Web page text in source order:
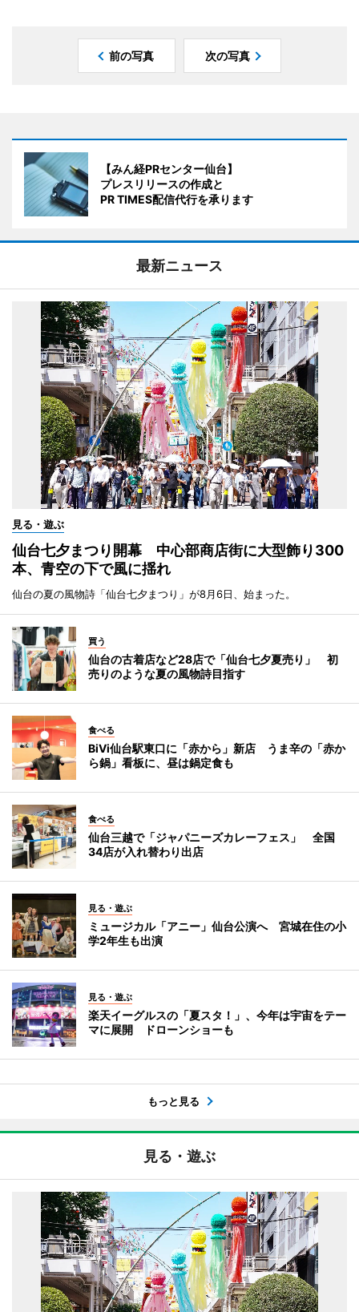
前の写真 次の写真
【みん経PRセンター仙台】
プレスリリースの作成と
PR TIMES配信代行を承ります
最新ニュース
見る・遊ぶ
仙台七夕まつり開幕 中心部商店街に大型飾り300
本、青空の下で風に揺れ
仙台の夏の風物詩「仙台七夕まつり」が8月6日、始まった。
買う
仙台の古着店など28店で「仙台七夕夏売り」 初
売りのような夏の風物詩目指す
食べる
BiVi仙台駅東口に「赤から」新店 うま辛の「赤か
ら鍋」看板に、昼は鍋定食も
食べる
仙台三越で「ジャパニーズカレーフェス」 全国
34店が入れ替わり出店
見る・遊ぶ
ミュージカル「アニー」仙台公演へ 宮城在住の小
学2年生も出演
見る・遊ぶ
楽天イーグルスの「夏スタ！」、今年は宇宙をテー
マに展開 ドローンショーも
もっと見る
見る・遊ぶ